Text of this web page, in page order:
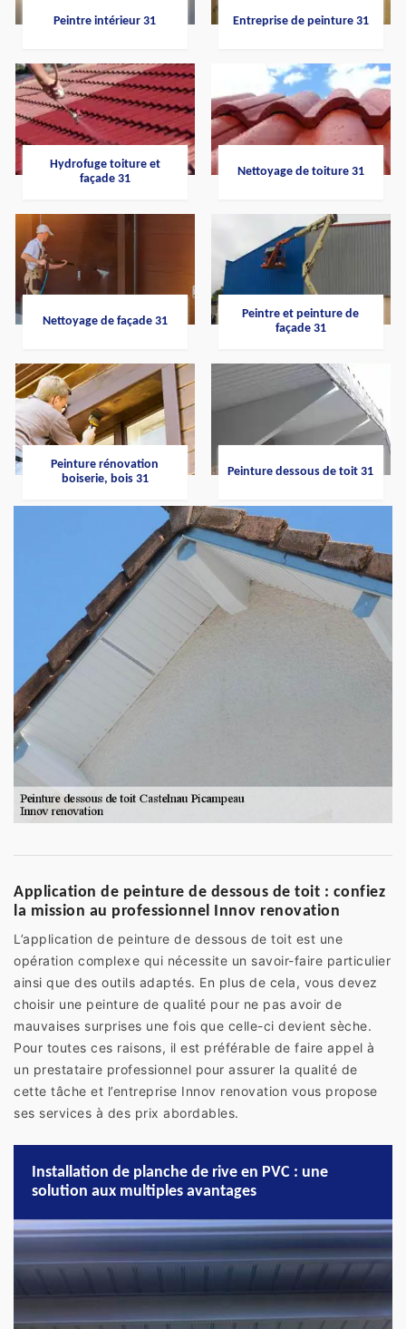
Peintre intérieur 31 Entreprise de peinture 31
Hydrofuge toiture et
façade 31
Nettoyage de toiture 31
Nettoyage de façade 31
Peintre et peinture de
façade 31
Peinture rénovation
boiserie, bois 31
Peinture dessous de toit 31
Application de peinture de dessous de toit : confiez
la mission au professionnel Innov renovation
L’application de peinture de dessous de toit est une
opération complexe qui nécessite un savoir-faire particulier
ainsi que des outils adaptés. En plus de cela, vous devez
choisir une peinture de qualité pour ne pas avoir de
mauvaises surprises une fois que celle-ci devient sèche.
Pour toutes ces raisons, il est préférable de faire appel à
un prestataire professionnel pour assurer la qualité de
cette tâche et l’entreprise Innov renovation vous propose
ses services à des prix abordables.
Installation de planche de rive en PVC : une
solution aux multiples avantages